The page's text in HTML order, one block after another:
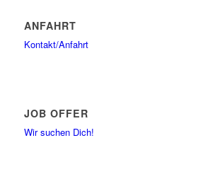
ANFAHRT
Kontakt/Anfahrt
JOB OFFER
Wir suchen Dich!